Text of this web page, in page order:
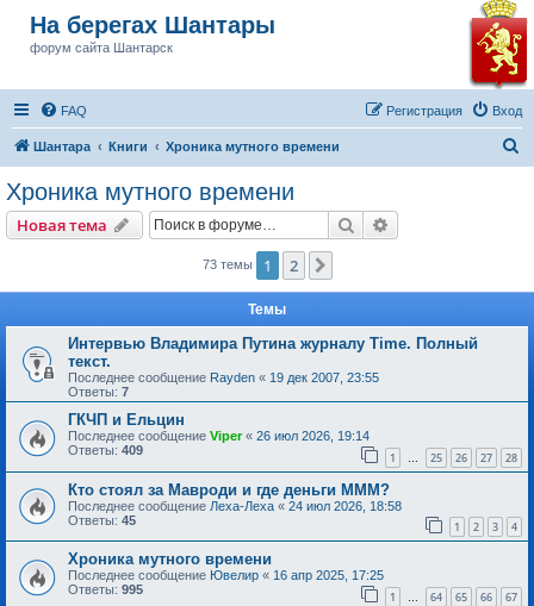
На берегах Шантары
форум сайта Шантарск
FAQ Вход
Регистрация
Шантара Книги Хроника мутного времени
Хроника мутного времени
Новая тема Поиск
73 темы 1 2
Темы
Интервью Владимира Путина журналу Time. Полный
текст.
Последнее сообщение Rayden « 19 дек 2007, 23:55
Ответы: 7
ГКЧП и Ельцин
Последнее сообщение Viper« 26 июл 2026, 19:14
Ответы: 409 1 … 25 26 27 28
Кто стоял за Мавроди и где деньги МММ?
Последнее сообщение Леха-Леха « 24 июл 2026, 18:58
Ответы: 45 1 2 3 4
Хроника мутного времени
Последнее сообщение Ювелир « 16 апр 2025, 17:25
Ответы: 995 1 … 64 65 66 67